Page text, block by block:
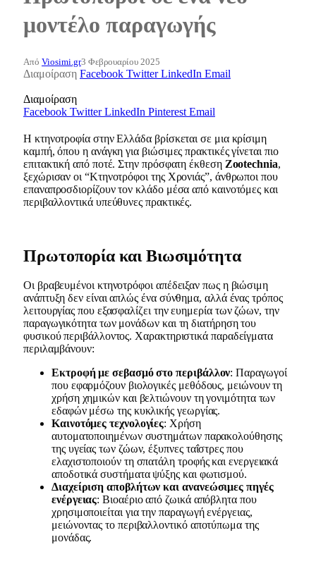
μοντέλο παραγωγής
Από Viosimi.gr3 Φεβρουαρίου 2025
Διαμοίραση Facebook Twitter LinkedIn Email
Διαμοίραση
Facebook Twitter LinkedIn Pinterest Email
Η κτηνοτροφία στην Ελλάδα βρίσκεται σε μια κρίσιμη
καμπή, όπου η ανάγκη για βιώσιμες πρακτικές γίνεται πιο
επιτακτική από ποτέ. Στην πρόσφατη έκθεση Zootechnia,
ξεχώρισαν οι “Κτηνοτρόφοι της Χρονιάς”, άνθρωποι που
επαναπροσδιορίζουν τον κλάδο μέσα από καινοτόμες και
περιβαλλοντικά υπεύθυνες πρακτικές.
Πρωτοπορία και Βιωσιμότητα
Οι βραβευμένοι κτηνοτρόφοι απέδειξαν πως η βιώσιμη
ανάπτυξη δεν είναι απλώς ένα σύνθημα, αλλά ένας τρόπος
λειτουργίας που εξασφαλίζει την ευημερία των ζώων, την
παραγωγικότητα των μονάδων και τη διατήρηση του
φυσικού περιβάλλοντος. Χαρακτηριστικά παραδείγματα
περιλαμβάνουν:
Εκτροφή με σεβασμό στο περιβάλλον: Παραγωγοί
που εφαρμόζουν βιολογικές μεθόδους, μειώνουν τη
χρήση χημικών και βελτιώνουν τη γονιμότητα των
εδαφών μέσω της κυκλικής γεωργίας.
Καινοτόμες τεχνολογίες: Χρήση
αυτοματοποιημένων συστημάτων παρακολούθησης
της υγείας των ζώων, έξυπνες ταΐστρες που
ελαχιστοποιούν τη σπατάλη τροφής και ενεργειακά
αποδοτικά συστήματα ψύξης και φωτισμού.
Διαχείριση αποβλήτων και ανανεώσιμες πηγές
ενέργειας: Βιοαέριο από ζωικά απόβλητα που
χρησιμοποιείται για την παραγωγή ενέργειας,
μειώνοντας το περιβαλλοντικό αποτύπωμα της
μονάδας.